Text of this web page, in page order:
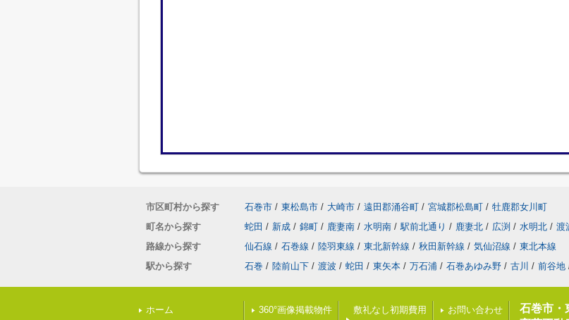
市区町村から探す 石巻市 / 東松島市 / 大崎市 / 遠田郡涌谷町 / 宮城郡松島町 / 牡鹿郡女川町
町名から探す
蛇田 / 新成 / 錦町 / 鹿妻南 / 水明南 / 駅前北通り / 鹿妻北 / 広渕 / 水明北 / 渡
路線から探す
仙石線 / 石巻線 / 陸羽東線 / 東北新幹線 / 秋田新幹線 / 気仙沼線 / 東北本線
駅から探す
石巻 / 陸前山下 / 渡波 / 蛇田 / 東矢本 / 万石浦 / 石巻あゆみ野 / 古川 / 前谷地
ホーム 360°画像掲載物件 敷礼なし初期費用 お問い合わせ
石巻市・